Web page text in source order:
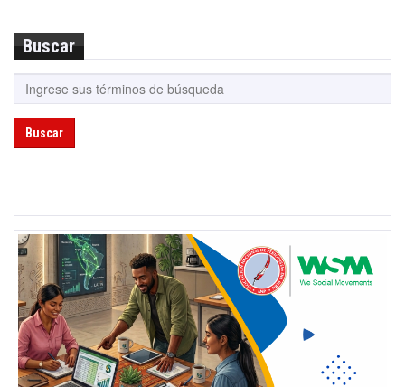
Buscar
Buscar